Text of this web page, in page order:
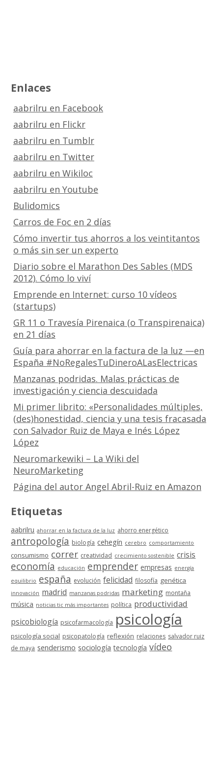
Enlaces
aabrilru en Facebook
aabrilru en Flickr
aabrilru en Tumblr
aabrilru en Twitter
aabrilru en Wikiloc
aabrilru en Youtube
Bulidomics
Carros de Foc en 2 días
Cómo invertir tus ahorros a los veintitantos
o más sin ser un experto
Diario sobre el Marathon Des Sables (MDS
2012). Cómo lo viví
Emprende en Internet: curso 10 vídeos
(startups)
GR 11 o Travesía Pirenaica (o Transpirenaica)
en 21 días
Guía para ahorrar en la factura de la luz —en
España #NoRegalesTuDineroALasElectricas
Manzanas podridas. Malas prácticas de
investigación y ciencia descuidada
Mi primer librito: «Personalidades múltiples,
(des)honestidad, ciencia y una tesis fracasada
con Salvador Ruiz de Maya e Inés López
López
Neuromarkewiki – La Wiki del
NeuroMarketing
Página del autor Angel Abril-Ruiz en Amazon
Etiquetas
aabrilru ahorrar en la factura de la luz ahorro energético
antropología biología cehegín cerebro comportamiento
consumismo correr creatividad crecimiento sostenible crisis
economía educación emprender empresas energía
equilibrio españa evolución felicidad filosofía genética
innovación madrid manzanas podridas marketing montaña
música noticias tic más importantes política productividad
psicobiología psicofarmacología psicología
psicología social psicopatología reflexión relaciones salvador ruiz
de maya senderismo sociología tecnología vídeo